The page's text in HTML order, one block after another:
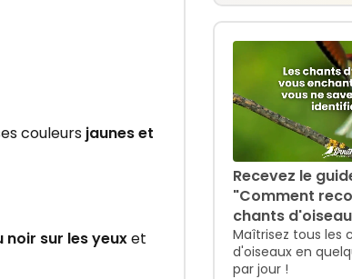
couleurs jaunes et
noir sur les yeuxet
Recevez le
"Comment
chants
Maîtrisez tous les
d'oiseaux en
par jour !